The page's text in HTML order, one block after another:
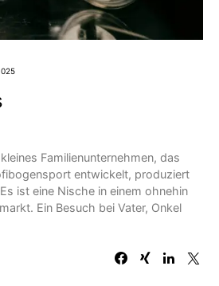
Familienunternehmen, das
entwickelt, produziert
ist eine Nische in einem ohnehin
Ein Besuch bei Vater, Onkel